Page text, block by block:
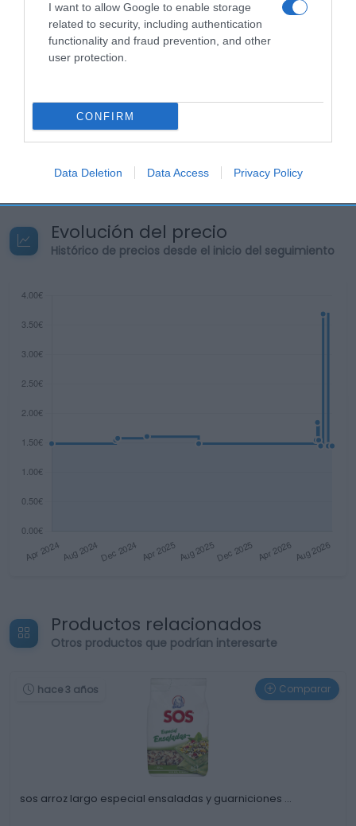
I want to allow Google to enable storage
related to security, including authentication
functionality and fraud prevention, and other
user protection.
CONFIRM
Data Deletion Data Access Privacy Policy
energético1460 kJ-Valor energético344 kcal-
Grasas0.8 g-De los cuales- saturadas0.3 g-
Hidratos de carbono76 g-De los cuales-
Azúcares0.1 g-Fibra alimentaria3.2 g-Proteínas6.7
lugar fresco y seco. Preservar de la luz solar.Modo
de empleo:
Tiempo de coccion 16-18 minutos
aproximadamente
Evolución del precio
Histórico de precios desde el inicio del seguimiento
Productos relacionados
Otros productos que podrían interesarte
hace 3 años Comparar
sos arroz largo especial ensaladas y guarniciones …